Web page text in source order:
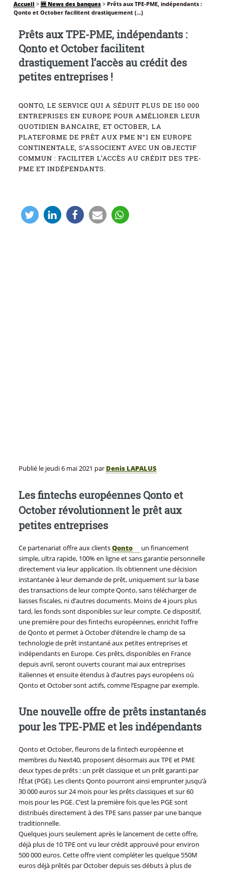
Accueil > 🆕 News des banques> Prêts aux TPE-PME, indépendants :
Qonto et October facilitent drastiquement (…)
Prêts aux TPE-PME, indépendants :
Qonto et October facilitent
drastiquement l’accès au crédit des
petites entreprises !
QONTO, LE SERVICE QUI A SÉDUIT PLUS DE 150 000
ENTREPRISES EN EUROPE POUR AMÉLIORER LEUR
QUOTIDIEN BANCAIRE, ET OCTOBER, LA
PLATEFORME DE PRÊT AUX PME N°1 EN EUROPE
CONTINENTALE, S’ASSOCIENT AVEC UN OBJECTIF
COMMUN : FACILITER L’ACCÈS AU CRÉDIT DES TPE-
PME ET INDÉPENDANTS.
Publié le jeudi 6 mai 2021 par Denis LAPALUS
Les fintechs européennes Qonto et
October révolutionnent le prêt aux
petites entreprises
Ce partenariat offre aux clientsQonto
un financement
simple, ultra rapide, 100% en ligne et sans garantie personnelle
directement via leur application. Ils obtiennent une décision
instantanée à leur demande de prêt, uniquement sur la base
des transactions de leur compte Qonto, sans télécharger de
liasses fiscales, ni d’autres documents. Moins de 4 jours plus
tard, les fonds sont disponibles sur leur compte. Ce dispositif,
une première pour des fintechs européennes, enrichit l’offre
de Qonto et permet à October d’étendre le champ de sa
technologie de prêt instantané aux petites entreprises et
indépendants en Europe. Ces prêts, disponibles en France
depuis avril, seront ouverts courant mai aux entreprises
italiennes et ensuite étendus à d’autres pays européens où
Qonto et October sont actifs, comme l’Espagne par exemple.
Une nouvelle offre de prêts instantanés
pour les TPE-PME et les indépendants
Qonto et October, fleurons de la fintech européenne et
membres du Next40, proposent désormais aux TPE et PME
deux types de prêts : un prêt classique et un prêt garanti par
l’État (PGE). Les clients Qonto pourront ainsi emprunter jusqu’à
30 000 euros sur 24 mois pour les prêts classiques et sur 60
mois pour les PGE. C’est la première fois que les PGE sont
distribués directement à des TPE sans passer par une banque
traditionnelle.
Quelques jours seulement après le lancement de cette offre,
déjà plus de 10 TPE ont vu leur crédit approuvé pour environ
500 000 euros. Cette offre vient compléter les quelque 550M
euros déjà prêtés par October depuis ses débuts à plus de